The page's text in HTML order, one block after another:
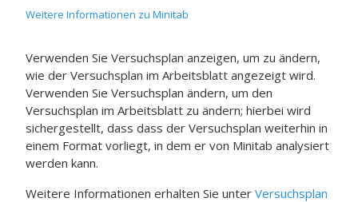
Weitere Informationen zu Minitab
Verwenden Sie Versuchsplan anzeigen, um zu ändern,
wie der Versuchsplan im Arbeitsblatt angezeigt wird.
Verwenden Sie Versuchsplan ändern, um den
Versuchsplan im Arbeitsblatt zu ändern; hierbei wird
sichergestellt, dass dass der Versuchsplan weiterhin in
einem Format vorliegt, in dem er von Minitab analysiert
werden kann.
Weitere Informationen erhalten Sie unter Versuchsplan